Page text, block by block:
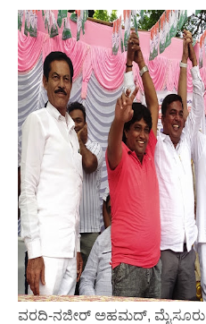
ವರದಿ-ನಜೀರ್ ಅಹಮದ್, ಮೈಸೂರು